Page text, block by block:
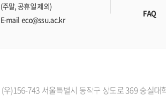
(주말, 공휴일 제외)
E-mail eco@ssu.ac.kr
FAQ
(우)156-743 서울특별시 동작구 상도로 369 숭실대